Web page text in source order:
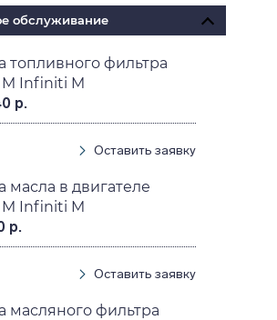
обслуживание
топливного фильтра
Infiniti M
р.
Оставить заявку
масла в двигателе
Infiniti M
р.
Оставить заявку
масляного фильтра